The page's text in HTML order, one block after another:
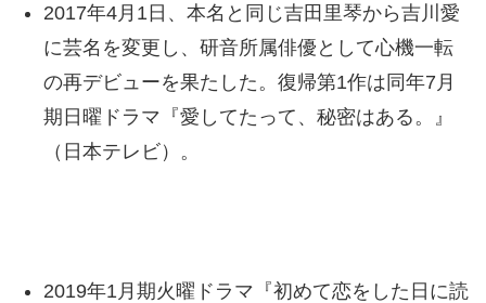
2017年4月1日、本名と同じ吉田里琴から吉川愛
に芸名を変更し、研音所属俳優として心機一転
の再デビューを果たした。復帰第1作は同年7月
期日曜ドラマ『愛してたって、秘密はある。』
（日本テレビ）。
2019年1月期火曜ドラマ『初めて恋をした日に読